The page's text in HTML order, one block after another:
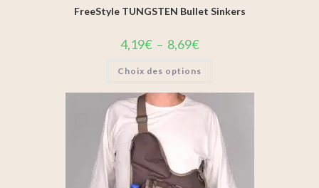
FreeStyle TUNGSTEN Bullet Sinkers
4,19€ – 8,69€
Choix des options